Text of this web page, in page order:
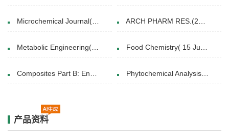
Microchemical Journal(2020) ARCH PHARM RES.(2014 Apr.01.)
Metabolic Engineering(March 2024) Food Chemistry( 15 July 2022)
Composites Part B: Engineering(30 November 2024) Phytochemical Analysis(14 September 2020)
产品资料